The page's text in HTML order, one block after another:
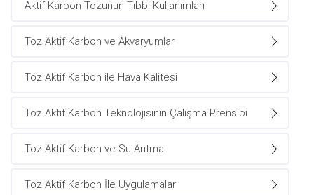
Aktif Karbon Tozunun Tıbbi Kullanımları
Toz Aktif Karbon ve Akvaryumlar
Toz Aktif Karbon ile Hava Kalitesi
Toz Aktif Karbon Teknolojisinin Çalışma Prensibi
Toz Aktif Karbon ve Su Arıtma
Toz Aktif Karbon İle Uygulamalar